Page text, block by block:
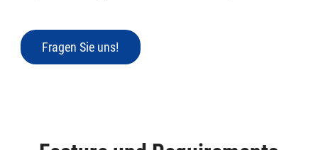
Fragen Sie uns!